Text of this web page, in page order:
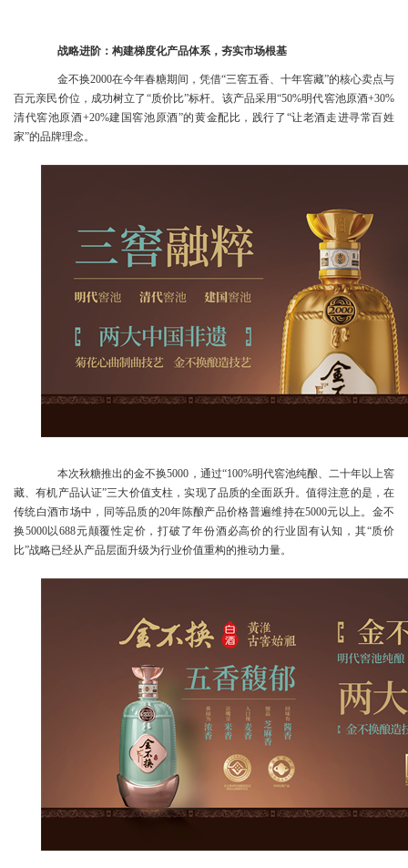
战略进阶：构建梯度化产品体系，夯实市场根基
金不换2000在今年春糖期间，凭借“三窖五香、十年窖藏”的核心卖点与
百元亲民价位，成功树立了“质价比”标杆。该产品采用“50%明代窖池原酒+30%
清代窖池原酒+20%建国窖池原酒”的黄金配比，践行了“让老酒走进寻常百姓
家”的品牌理念。
本次秋糖推出的金不换5000，通过“100%明代窖池纯酿、二十年以上窖
藏、有机产品认证”三大价值支柱，实现了品质的全面跃升。值得注意的是，在
传统白酒市场中，同等品质的20年陈酿产品价格普遍维持在5000元以上。金不
换5000以688元颠覆性定价，打破了年份酒必高价的行业固有认知，其“质价
比”战略已经从产品层面升级为行业价值重构的推动力量。